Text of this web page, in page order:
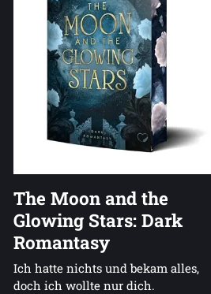
The Moon and the
Glowing Stars: Dark
Romantasy
Ich hatte nichts und bekam alles,
doch ich wollte nur dich.